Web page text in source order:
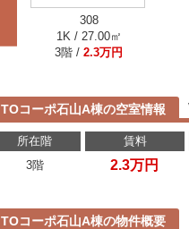
308
1K / 27.00㎡
3階 / 2.3万円
TOコーポ石山A棟の空室情報
所在階 賃料
3階
2.3万円
TOコーポ石山A棟の物件概要